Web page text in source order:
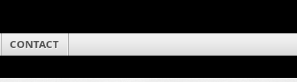
CONTACT